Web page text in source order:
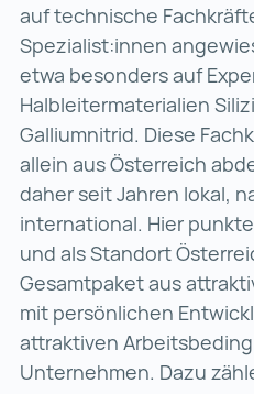
auf technische
Spezialist:innen
etwa besonders auf
Halbleitermaterialien
Galliumnitrid. Diese
allein aus Österreich
daher seit Jahren lokal,
international. Hier
und als Standort
Gesamtpaket aus
mit persönlichen
attraktiven
Unternehmen. Dazu